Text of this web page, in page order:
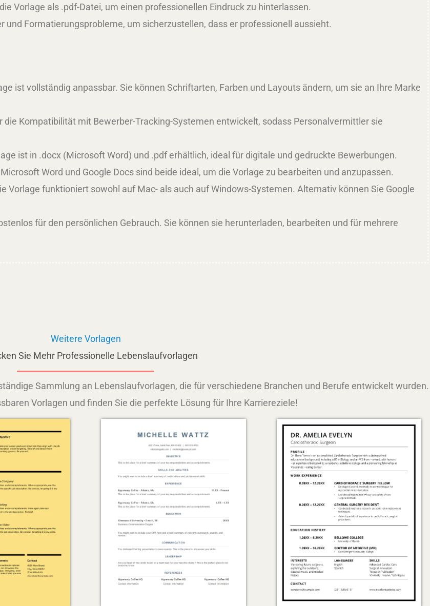
Vorlage als .pdf-Datei, um einen professionellen Eindruck zu hinterlassen.
und Formatierungsprobleme, um sicherzustellen, dass er professionell aussieht.
ist vollständig anpassbar. Sie können Schriftarten, Farben und Layouts ändern, um sie an Ihre Marke
die Kompatibilität mit Bewerber-Tracking-Systemen entwickelt, sodass Personalvermittler sie
ist in .docx (Microsoft Word) und .pdf erhältlich, ideal für digitale und gedruckte Bewerbungen.
Microsoft Word und Google Docs sind beide ideal, um die Vorlage zu bearbeiten und anzupassen.
Vorlage funktioniert sowohl auf Mac- als auch auf Windows-Systemen. Alternativ können Sie Google
für den persönlichen Gebrauch. Sie können sie herunterladen, bearbeiten und für mehrere
Weitere Vorlagen
Sie Mehr Professionelle Lebenslaufvorlagen
Sammlung an Lebenslaufvorlagen, die für verschiedene Branchen und Berufe entwickelt wurden.
Vorlagen und finden Sie die perfekte Lösung für Ihre Karriereziele!